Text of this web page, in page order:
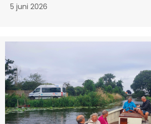
5 juni 2026